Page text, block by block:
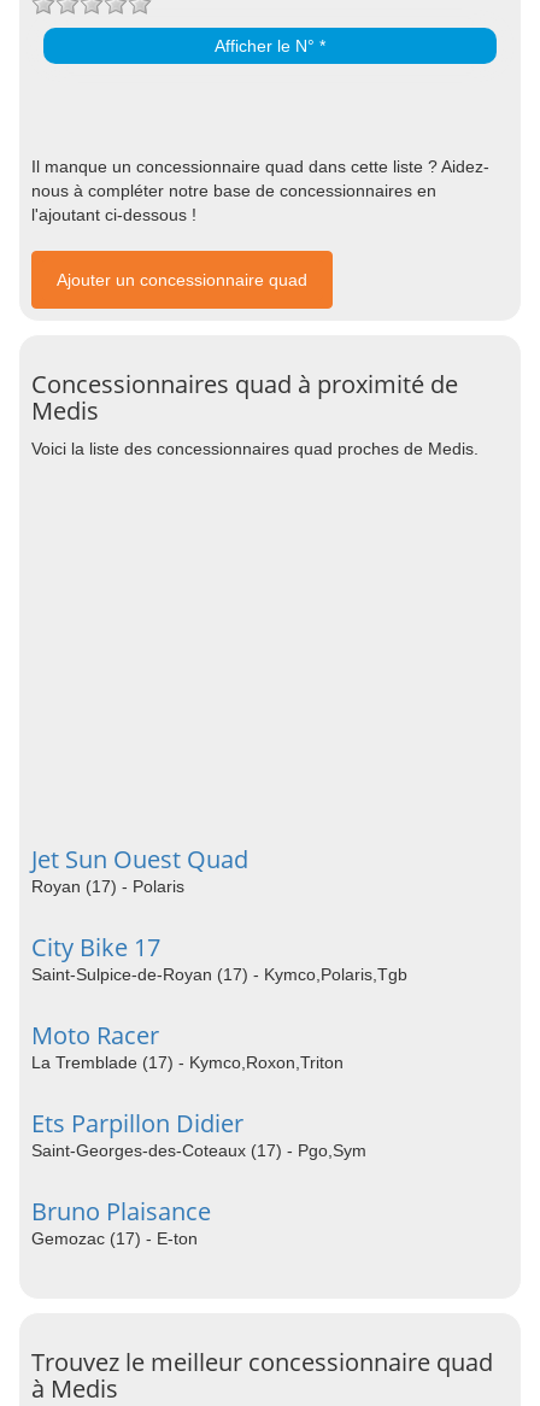
Afficher le N° *
Il manque un concessionnaire quad dans cette liste ? Aidez-
nous à compléter notre base de concessionnaires en
l'ajoutant ci-dessous !
Ajouter un concessionnaire quad
Concessionnaires quad à proximité de
Medis
Voici la liste des concessionnaires quad proches de Medis.
Jet Sun Ouest Quad
Royan (17) - Polaris
City Bike 17
Saint-Sulpice-de-Royan (17) - Kymco,Polaris,Tgb
Moto Racer
La Tremblade (17) - Kymco,Roxon,Triton
Ets Parpillon Didier
Saint-Georges-des-Coteaux (17) - Pgo,Sym
Bruno Plaisance
Gemozac (17) - E-ton
Trouvez le meilleur concessionnaire quad
à Medis